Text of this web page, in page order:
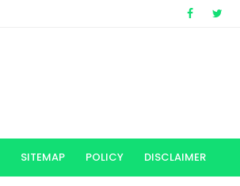
SITEMAP POLICY DISCLAIMER